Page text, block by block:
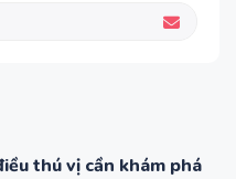
thú vị cần khám phá